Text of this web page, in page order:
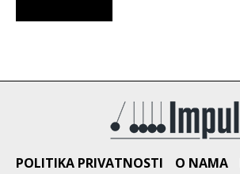
POLITIKA PRIVATNOSTI O NAMA